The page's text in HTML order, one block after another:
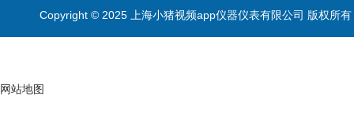
Copyright © 2025 上海小猪视频app仪器仪表有限公司 版权所有
网站地图